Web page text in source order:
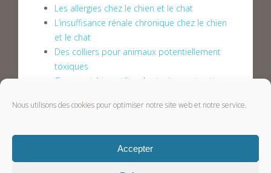
Nous utilisons des cookies pour optimiser notre site web et notre service.
Accepter
Les allergies chez le chien et le chat
L’insuffisance rénale chronique chez le chien
et le chat
Des colliers pour animaux potentiellement
toxiques
Comment bien utiliser les traitement anti-
Attention aux épillets
Les puces chez le chien et le chat